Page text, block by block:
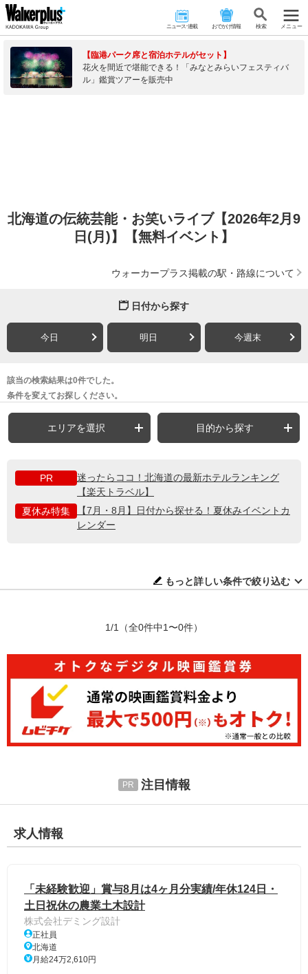
ニュース･連載 おでかけ情報 検 索 メニュー
【臨港パーク席と宿泊ホテルがセット】
花火を間近で堪能できる！「みなとみらいフェスティバ
ル」鑑賞ツアーを販売中
北海道の伝統芸能・お笑いライブ【2026年2月9
日(月)】【無料イベント】
ウォーカープラス掲載の駅・路線について
日付から探す
今日 明日 今週末
該当の検索結果は0件でした。
条件を変えてお探しください。
エリアを選択 目的から探す
PR
迷ったらココ！北海道の最新ホテルランキング
【楽天トラベル】
夏休み特集
【7月・8月】日付から探せる！夏休みイベントカ
レンダー
もっと詳しい条件で絞り込む
1/1 （全0件中1〜0件）
注目情報
求人情報
「未経験歓迎」賞与8月は4ヶ月分実績/年休124日・
土日祝休の農業土木設計
株式会社デミング設計
正社員
北海道
月給24万2,610円